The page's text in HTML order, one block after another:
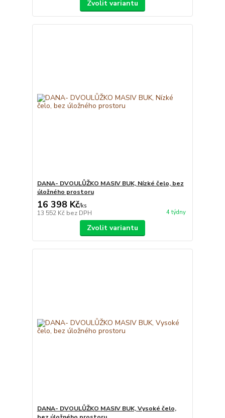
Zvolit variantu
DANA- DVOULŮŽKO MASIV BUK, Nízké čelo, bez
úložného prostoru
16 398 Kč/ks
13 552 Kč bez DPH 4 týdny
Zvolit variantu
DANA- DVOULŮŽKO MASIV BUK, Vysoké čelo,